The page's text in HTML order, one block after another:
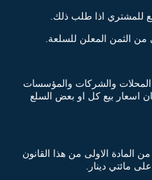
المحلات والشركات والمؤسسات
اسعار بيع كل او بعض السلع
يعاقب على مخالفة حكم البندين 1و2 من المادة الاولى من هذا القانون
مائتي دينار.